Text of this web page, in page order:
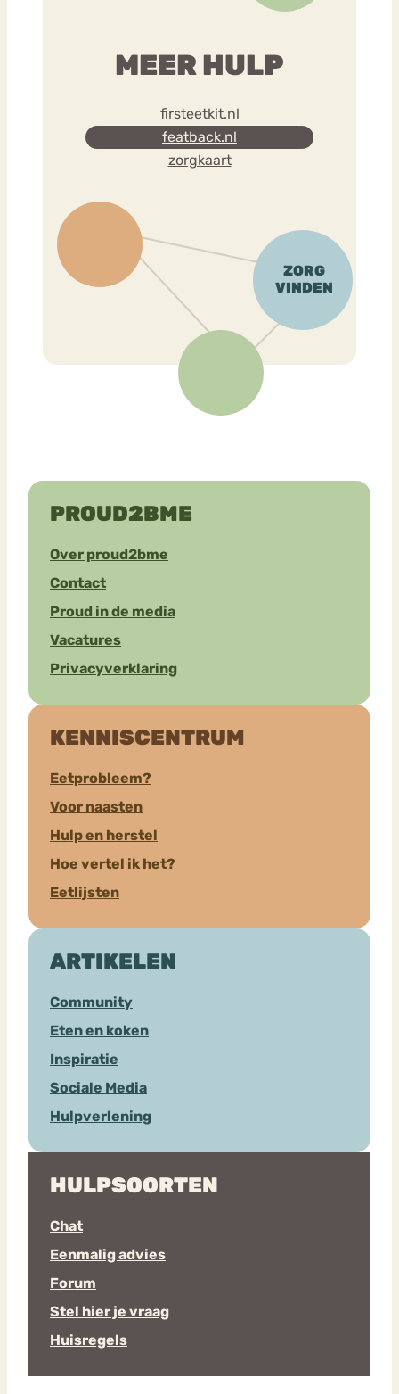
MEER HULP
firsteetkit.nl
featback.nl
zorgkaart
PROUD2BME
Over proud2bme
Contact
Proud in de media
Vacatures
Privacyverklaring
KENNISCENTRUM
Eetprobleem?
Voor naasten
Hulp en herstel
Hoe vertel ik het?
Eetlijsten
ARTIKELEN
Community
Eten en koken
Inspiratie
Sociale Media
Hulpverlening
HULPSOORTEN
Chat
Eenmalig advies
Forum
Stel hier je vraag
Huisregels